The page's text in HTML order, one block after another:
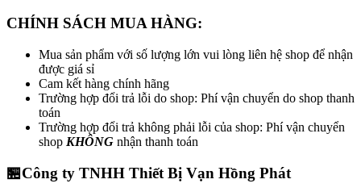
CHÍNH SÁCH MUA HÀNG:
Mua sản phẩm với số lượng lớn vui lòng liên hệ shop để nhận
được giá sỉ
Cam kết hàng chính hãng
Trường hợp đổi trả lỗi do shop: Phí vận chuyển do shop thanh
toán
Trường hợp đổi trả không phải lỗi của shop: Phí vận chuyển
shop KHÔNG nhận thanh toán
🏪Công ty TNHH Thiết Bị Vạn Hồng Phát